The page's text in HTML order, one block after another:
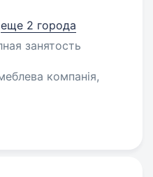
еще 2 города
занятость
компанія,